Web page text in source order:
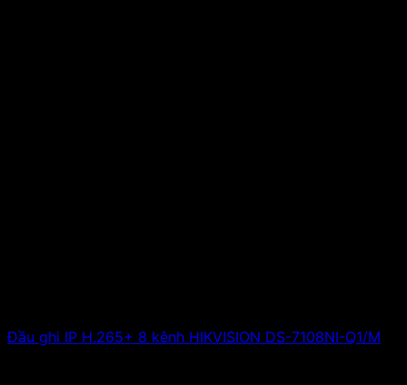
Đầu ghi IP H.265+ 8 kênh HIKVISION DS-7108NI-Q1/M